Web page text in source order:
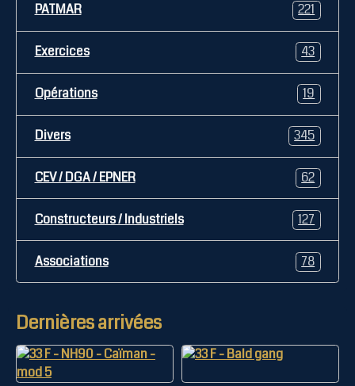
PATMAR 221
Exercices 43
Opérations 19
Divers 345
CEV / DGA / EPNER 62
Constructeurs / Industriels 127
Associations 78
Dernières arrivées